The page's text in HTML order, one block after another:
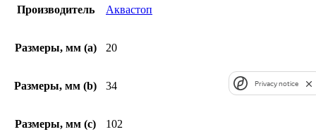
Производитель Аквастоп
Размеры, мм (а) 20
Размеры, мм (b) 34
Размеры, мм (c) 102
Privacy notice